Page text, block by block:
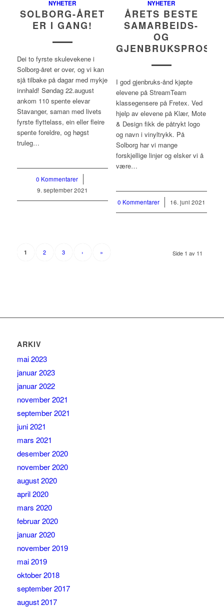
NYHETER
SOLBORG-ÅRET
ER I GANG!
Dei to fyrste skulevekene i
Solborg-året er over, og vi kan
sjå tilbake på dagar med mykje
innhald! Søndag 22.august
ankom 110 spente elevar
Stavanger, saman med livets
fyrste flyttelass, ein eller fleire
spente foreldre, og høgst
truleg…
0 Kommentarer
/
9. september 2021
NYHETER
ÅRETS BESTE
SAMARBEIDS-
OG
I god gjenbruks-ånd kjøpte
elevene på StreamTeam
klassegensere på Fretex. Ved
hjelp av elevene på Klær, Mote
& Design fikk de påtrykt logo
og navn i vinyltrykk. På
Solborg har vi mange
forskjellige linjer og elsker vi å
være…
0 Kommentarer
/ 16. juni 2021
Side 1 av 11
1 2 3 › »
ARKIV
mai 2023
januar 2023
januar 2022
november 2021
september 2021
juni 2021
mars 2021
desember 2020
november 2020
august 2020
april 2020
mars 2020
februar 2020
januar 2020
november 2019
mai 2019
oktober 2018
september 2017
august 2017